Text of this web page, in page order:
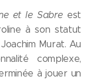
et le Sabreest
à son statut
Murat. Au
complexe,
à jouer un